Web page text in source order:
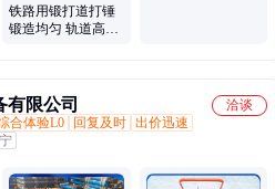
铁路用锻打道打锤
锻造均匀 轨道高碳
有限公司
洽谈
合体验L0 回复及时 出价迅速